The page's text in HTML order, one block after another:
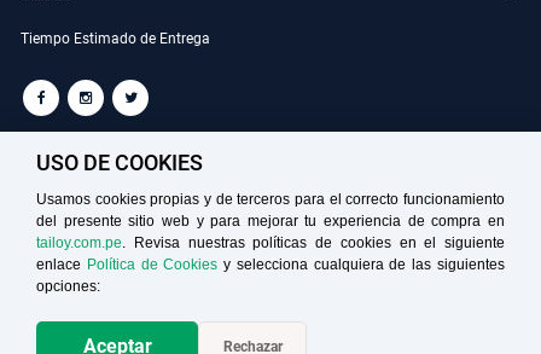
Tiempo Estimado de Entrega
TAILOY S.A. RUC: 20100049181
Medios de Pago
USO DE COOKIES
Usamos cookies propias y de terceros para el correcto funcionamiento
del presente sitio web y para mejorar tu experiencia de compra en
tailoy.com.pe. Revisa nuestras políticas de cookies en el siguiente
enlace Política de Cookies y selecciona cualquiera de las siguientes
opciones:
Aceptar Rechazar